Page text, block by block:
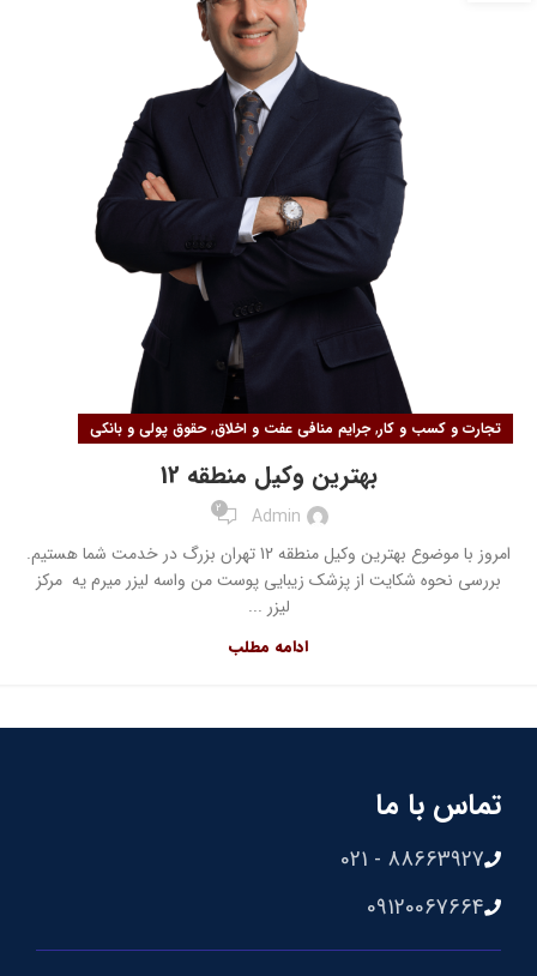
تجارت و کسب و کار,جرایم منافی عفت و اخلاق,حقوق پولی و بانکی
بهترین وکیل منطقه 12
Admin
2
امروز با موضوع بهترین وکیل منطقه 12 تهران بزرگ در خدمت شما هستیم.
بررسی نحوه شکایت از پزشک زیبایی پوست من واسه لیزر میرم یه مرکز
لیزر ...
ادامه مطلب
تماس با ما
88663927 - 021
09120067664